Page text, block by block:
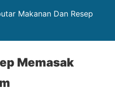
Makanan Dan Resep
Memasak